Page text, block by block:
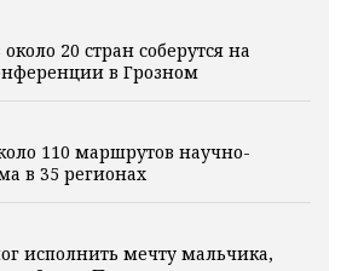
20 стран соберутся на
в Грозном
110 маршрутов научно-
в 35 регионах
исполнить мечту мальчика,